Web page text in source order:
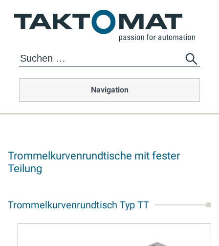
Navigation
Trommelkurvenrundtische mit fester
Teilung
Trommelkurvenrundtisch Typ TT